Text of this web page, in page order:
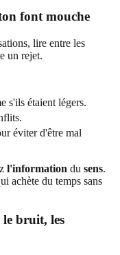
font mouche
lire entre les
un rejet.
s'ils étaient légers.
éviter d'être mal
l'information du sens.
achète du temps sans
le bruit, les